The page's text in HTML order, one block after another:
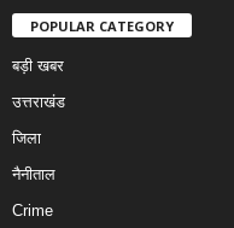
POPULAR CATEGORY
बड़ी खबर
उत्तराखंड
जिला
नैनीताल
Crime